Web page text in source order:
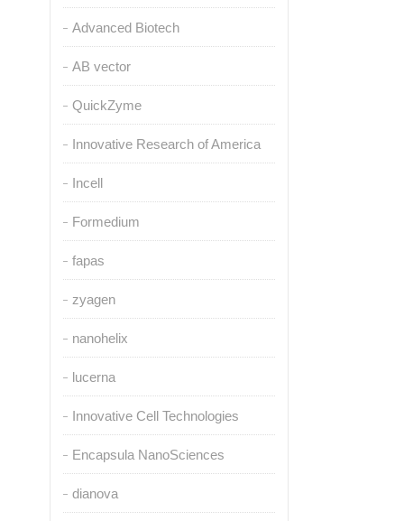
Advanced Biotech
AB vector
QuickZyme
Innovative Research of America
Incell
Formedium
fapas
zyagen
nanohelix
lucerna
Innovative Cell Technologies
Encapsula NanoSciences
dianova